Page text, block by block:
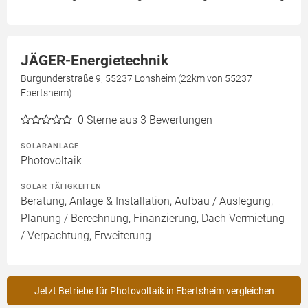
JÄGER-Energietechnik
Burgunderstraße 9, 55237 Lonsheim (22km von 55237
Ebertsheim)
0 Sterne aus 3 Bewertungen
SOLARANLAGE
Photovoltaik
SOLAR TÄTIGKEITEN
Beratung, Anlage & Installation, Aufbau / Auslegung,
Planung / Berechnung, Finanzierung, Dach Vermietung
/ Verpachtung, Erweiterung
Jetzt Betriebe für Photovoltaik in Ebertsheim vergleichen